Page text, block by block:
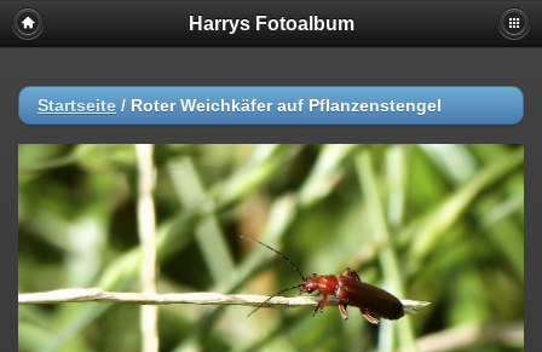
Harrys Fotoalbum
Startseite / Roter Weichkäfer auf Pflanzenstengel